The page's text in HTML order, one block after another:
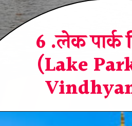
6 .लेक पार्क
(Lake